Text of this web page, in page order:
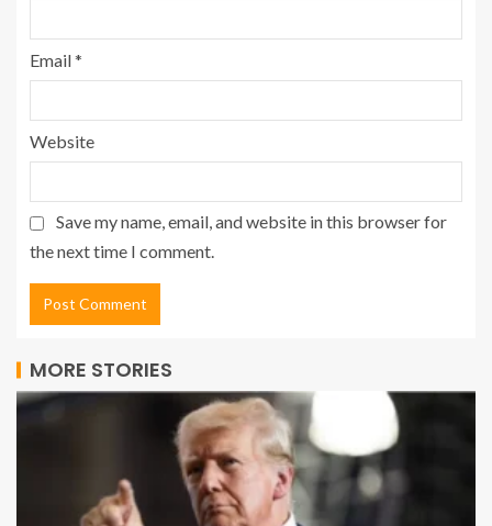
Email*
Website
Save my name, email, and website in this browser for
the next time I comment.
MORE STORIES